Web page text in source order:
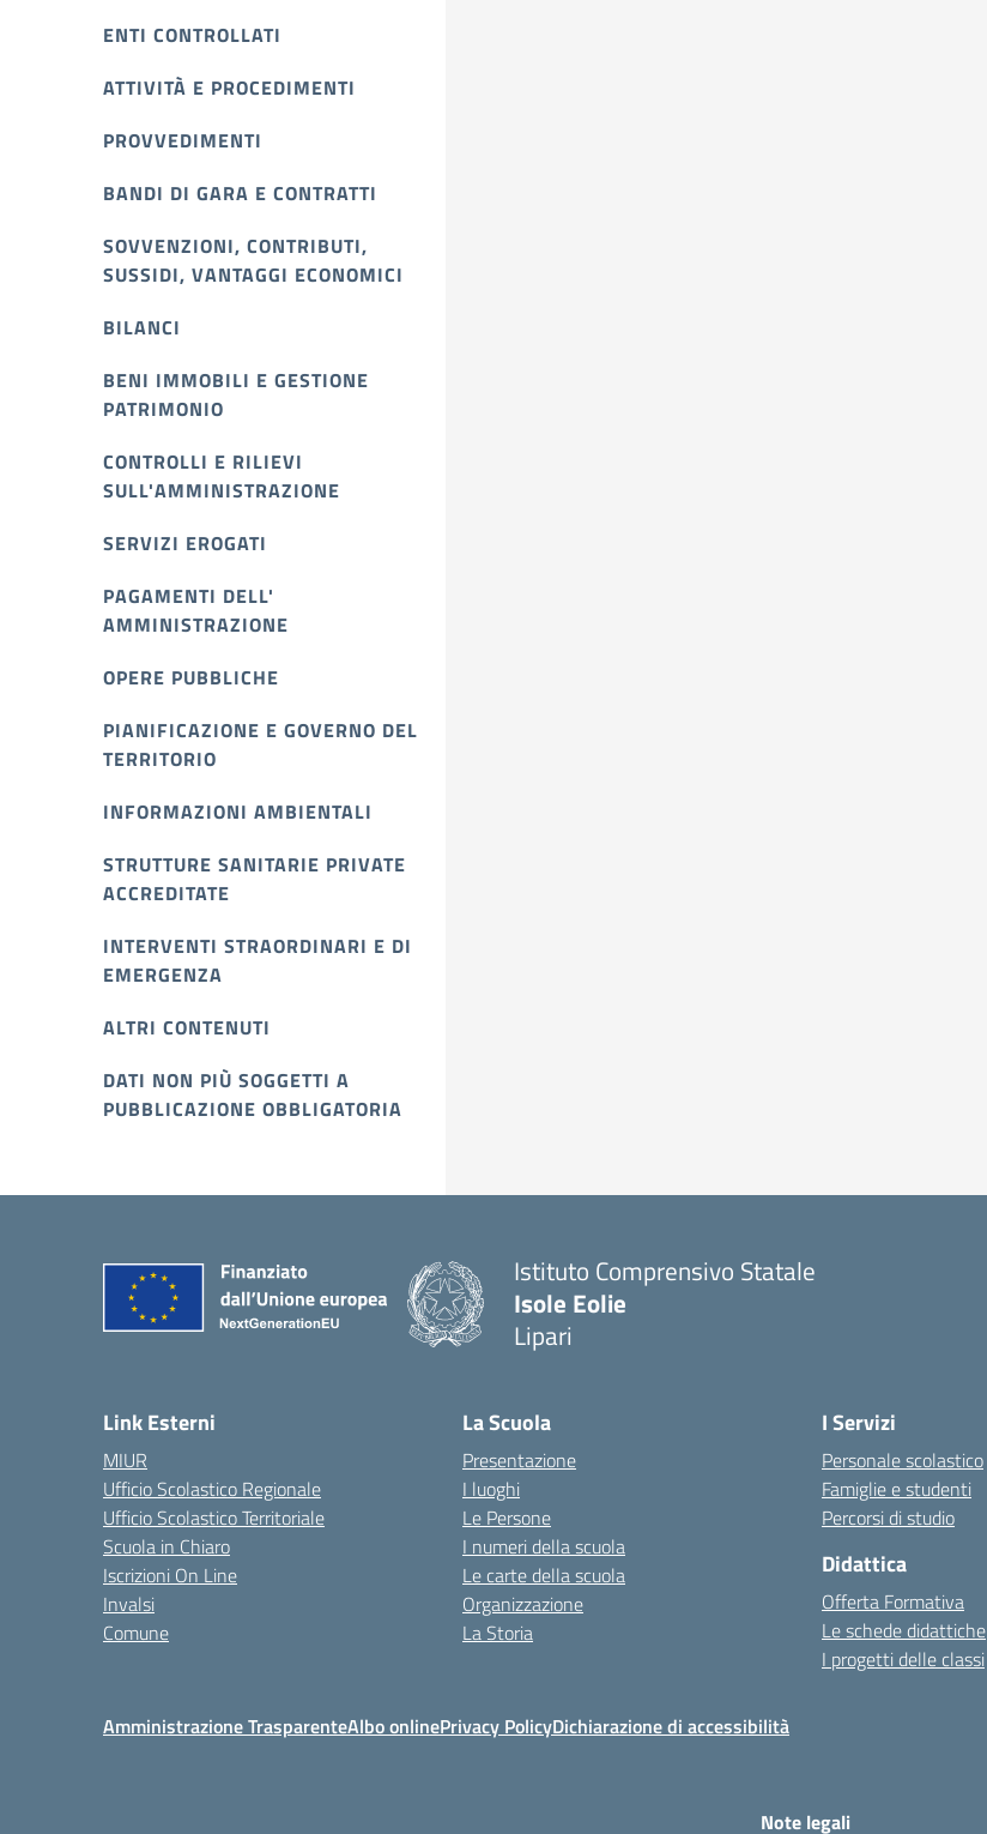
ENTI CONTROLLATI
ATTIVITÀ E PROCEDIMENTI
PROVVEDIMENTI
BANDI DI GARA E CONTRATTI
SOVVENZIONI, CONTRIBUTI,
SUSSIDI, VANTAGGI ECONOMICI
BILANCI
BENI IMMOBILI E GESTIONE
PATRIMONIO
CONTROLLI E RILIEVI
SULL'AMMINISTRAZIONE
SERVIZI EROGATI
PAGAMENTI DELL'
AMMINISTRAZIONE
OPERE PUBBLICHE
PIANIFICAZIONE E GOVERNO DEL
TERRITORIO
INFORMAZIONI AMBIENTALI
STRUTTURE SANITARIE PRIVATE
ACCREDITATE
INTERVENTI STRAORDINARI E DI
EMERGENZA
ALTRI CONTENUTI
DATI NON PIÙ SOGGETTI A
PUBBLICAZIONE OBBLIGATORIA
Istituto Comprensivo Statale
Isole Eolie
Lipari
Link Esterni
MIUR
Ufficio Scolastico Regionale
Ufficio Scolastico Territoriale
Scuola in Chiaro
Iscrizioni On Line
Invalsi
Comune
La Scuola
Presentazione
I luoghi
Le Persone
I numeri della scuola
Le carte della scuola
Organizzazione
La Storia
I Servizi
Personale scolastico
Famiglie e studenti
Percorsi di studio
Didattica
Offerta Formativa
Le schede didattiche
I progetti delle classi
Amministrazione TrasparenteAlbo onlinePrivacy PolicyDichiarazione di accessibilità
Note legali